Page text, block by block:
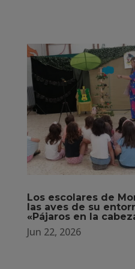
Los escolares de
las aves de su
«Pájaros en la
Jun 22, 2026